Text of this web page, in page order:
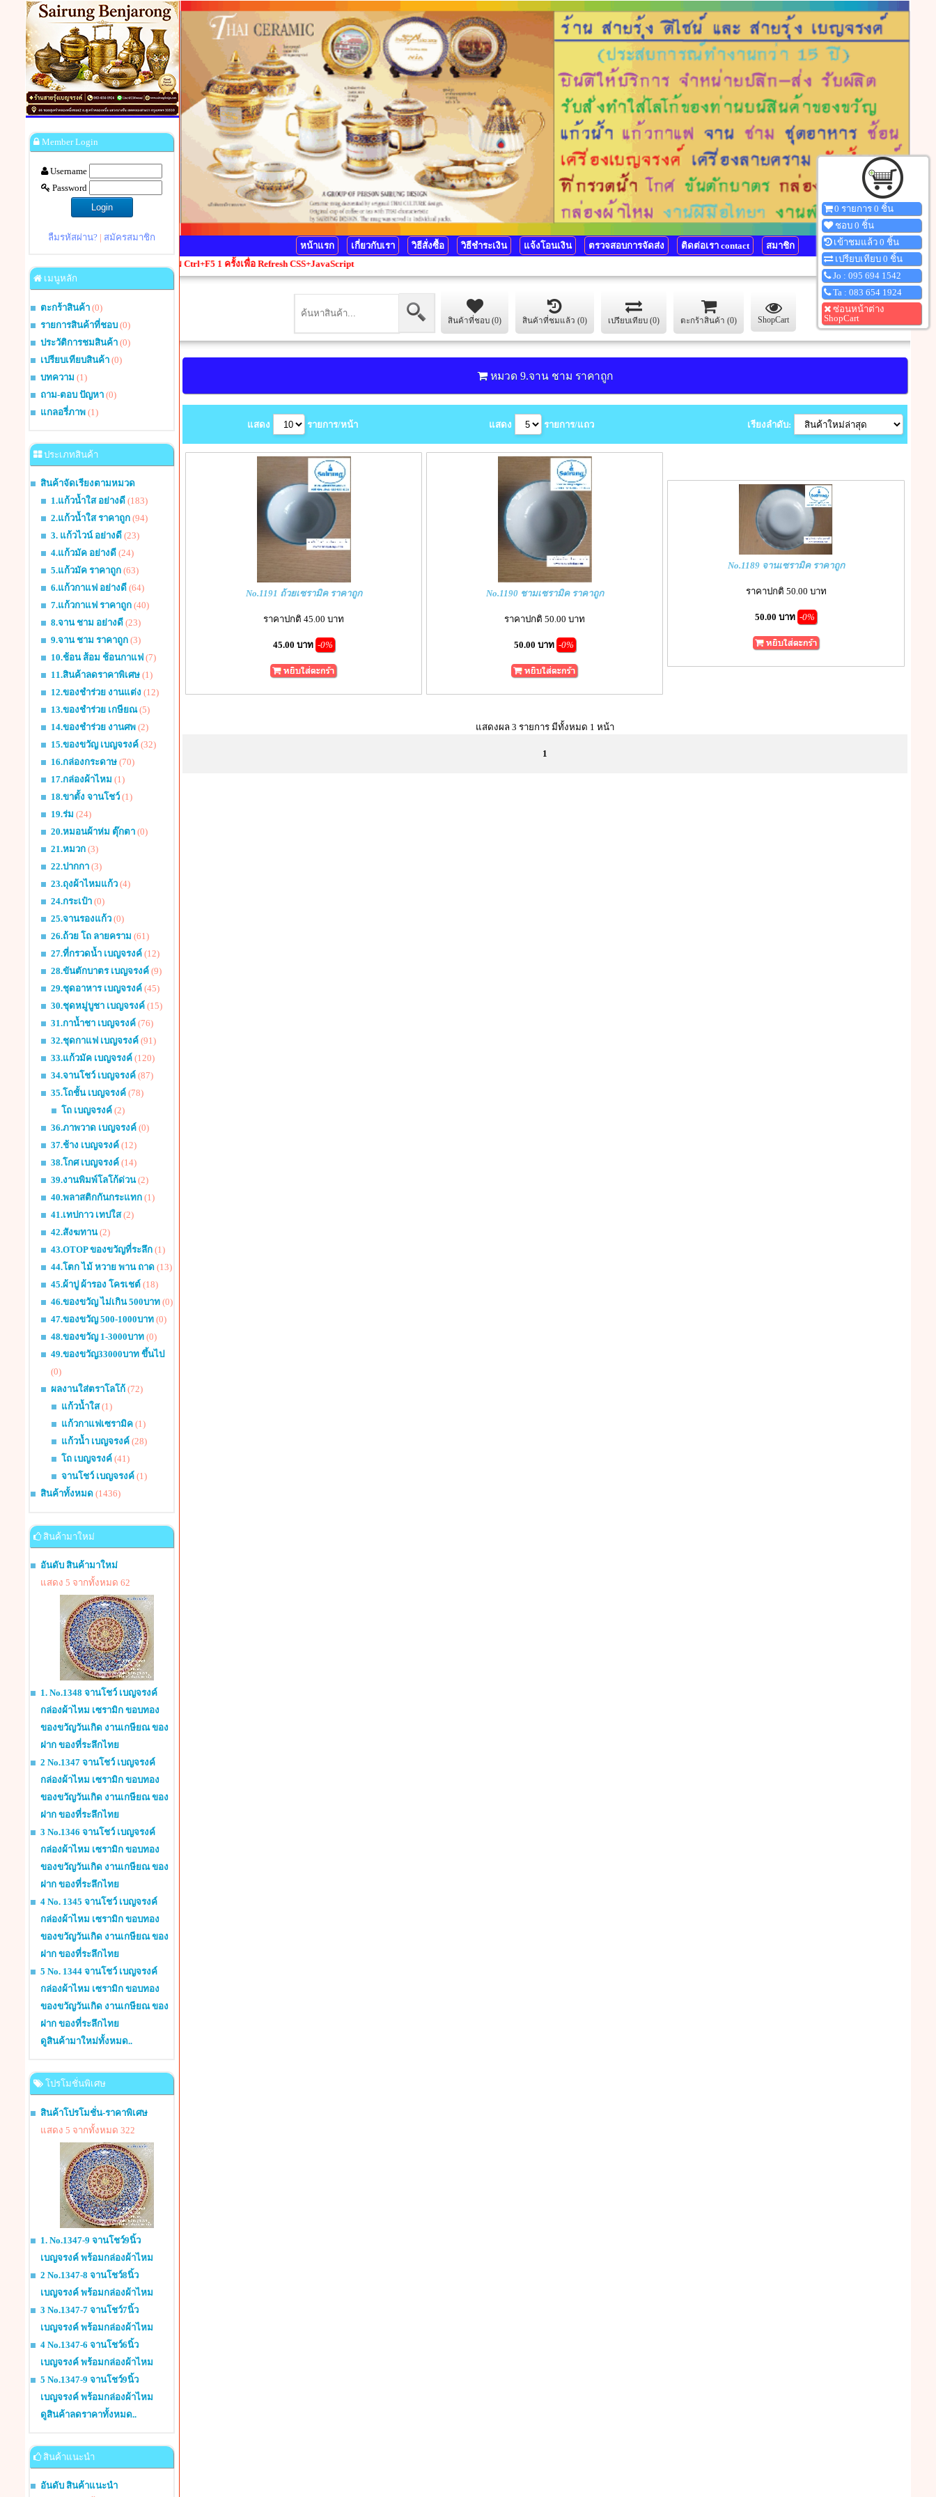
Member Login
Username
Password
ลืมรหัสผ่าน? | สมัครสมาชิก
เมนูหลัก
ตะกร้าสินค้า (0)
รายการสินค้าที่ชอบ (0)
ประวัติการชมสินค้า (0)
เปรียบเทียบสินค้า (0)
บทความ (1)
ถาม-ตอบ ปัญหา (0)
แกลอรี่ภาพ (1)
ประเภทสินค้า
สินค้าจัดเรียงตามหมวด
1.แก้วน้ำใส อย่างดี (183)
2.แก้วน้ำใส ราคาถูก (94)
3. แก้วไวน์ อย่างดี (23)
4.แก้วมัค อย่างดี (24)
5.แก้วมัค ราคาถูก (63)
6.แก้วกาแฟ อย่างดี (64)
7.แก้วกาแฟ ราคาถูก (40)
8.จาน ชาม อย่างดี (23)
9.จาน ชาม ราคาถูก (3)
10.ช้อน ส้อม ช้อนกาแฟ (7)
11.สินค้าลดราคาพิเศษ (1)
12.ของชำร่วย งานแต่ง (12)
13.ของชำร่วย เกษียณ(5)
14.ของชำร่วย งานศพ (2)
15.ของขวัญ เบญจรงค์ (32)
16.กล่องกระดาษ (70)
17.กล่องผ้าไหม (1)
18.ขาตั้ง จานโชว์ (1)
19.ร่ม (24)
20.หมอนผ้าห่ม ตุ๊กตา (0)
21.หมวก (3)
22.ปากกา (3)
23.ถุงผ้าไหมแก้ว (4)
24.กระเป๋า (0)
25.จานรองแก้ว (0)
26.ถ้วย โถ ลายคราม (61)
27.ที่กรวดน้ำ เบญจรงค์ (12)
28.ขันตักบาตร เบญจรงค์ (9)
29.ชุดอาหาร เบญจรงค์ (45)
30.ชุดหมู่บูชา เบญจรงค์ (15)
31.กาน้ำชา เบญจรงค์ (76)
32.ชุดกาแฟ เบญจรงค์ (91)
33.แก้วมัค เบญจรงค์ (120)
34.จานโชว์ เบญจรงค์ (87)
35.โถชั้น เบญจรงค์ (78)
โถ เบญจรงค์ (2)
36.ภาพวาด เบญจรงค์ (0)
37.ช้าง เบญจรงค์ (12)
38.โกศ เบญจรงค์ (14)
39.งานพิมพ์โลโก้ด่วน(2)
40.พลาสติกกันกระแทก (1)
41.เทปกาว เทปใส(2)
42.สังฆทาน(2)
43.OTOP ของขวัญที่ระลึก (1)
44.โตก ไม้ หวาย พาน ถาด (13)
45.ผ้าปู ผ้ารอง โครเชต์ (18)
46.ของขวัญ ไม่เกิน 500บาท (0)
47.ของขวัญ 500-1000บาท (0)
48.ของขวัญ 1-3000บาท (0)
49.ของขวัญ33000บาท ขึ้นไป
(0)
ผลงานใส่ตราโลโก้ (72)
แก้วน้ำใส(1)
แก้วกาแฟเซรามิค (1)
แก้วน้ำ เบญจรงค์ (28)
โถ เบญจรงค์ (41)
จานโชว์ เบญจรงค์ (1)
สินค้าทั้งหมด (1436)
สินค้ามาใหม่
อันดับ สินค้ามาใหม่
แสดง 5 จากทั้งหมด 62
1. No.1348 จานโชว์ เบญจรงค์
กล่องผ้าไหม เซรามิก ขอบทอง
ของขวัญวันเกิด งานเกษียณ ของ
ฝาก ของที่ระลึกไทย
2 No.1347 จานโชว์ เบญจรงค์
กล่องผ้าไหม เซรามิก ขอบทอง
ของขวัญวันเกิด งานเกษียณ ของ
ฝาก ของที่ระลึกไทย
3 No.1346 จานโชว์ เบญจรงค์
กล่องผ้าไหม เซรามิก ขอบทอง
ของขวัญวันเกิด งานเกษียณ ของ
ฝาก ของที่ระลึกไทย
4 No. 1345 จานโชว์ เบญจรงค์
กล่องผ้าไหม เซรามิก ขอบทอง
ของขวัญวันเกิด งานเกษียณ ของ
ฝาก ของที่ระลึกไทย
5 No. 1344 จานโชว์ เบญจรงค์
กล่องผ้าไหม เซรามิก ขอบทอง
ของขวัญวันเกิด งานเกษียณ ของ
ฝาก ของที่ระลึกไทย
ดูสินค้ามาใหม่ทั้งหมด..
โปรโมชั่นพิเศษ
สินค้าโปรโมชั่น-ราคาพิเศษ
แสดง 5 จากทั้งหมด 322
1. No.1347-9 จานโชว์9นิ้ว
เบญจรงค์ พร้อมกล่องผ้าไหม
2 No.1347-8 จานโชว์8นิ้ว
เบญจรงค์ พร้อมกล่องผ้าไหม
3 No.1347-7 จานโชว์7นิ้ว
เบญจรงค์ พร้อมกล่องผ้าไหม
4 No.1347-6 จานโชว์6นิ้ว
เบญจรงค์ พร้อมกล่องผ้าไหม
5 No.1347-9 จานโชว์9นิ้ว
เบญจรงค์ พร้อมกล่องผ้าไหม
ดูสินค้าลดราคาทั้งหมด..
สินค้าแนะนำ
อันดับ สินค้าแนะนำ
หน้าแรก เกี่ยวกับเรา วิธีสั่งซื้อ วิธีชำระเงิน แจ้งโอนเงิน ตรวจสอบการจัดส่ง ติดต่อเรา contact
สมาชิก
ไหนแสดงผลผิดเพี้ยน กรุณากดปุ่ม Ctrl+F5 1 ครั้งเพื่อ Refresh CSS+JavaScript
สินค้าที่ชอบ (0) สินค้าที่ชมแล้ว (0) เปรียบเทียบ (0) ตะกร้าสินค้า (0) ShopCart
หมวด 9.จาน ชาม ราคาถูก
แสดง รายการ/หน้า แสดง รายการ/แถว เรียงลำดับ:
No.1191 ถ้วยเซรามิค ราคาถูก
ราคาปกติ 45.00 บาท
45.00 บาท -0%
No.1190 ชามเซรามิค ราคาถูก
ราคาปกติ 50.00 บาท
50.00 บาท -0%
No.1189 จานเซรามิค ราคาถูก
ราคาปกติ 50.00 บาท
50.00 บาท -0%
แสดงผล 3 รายการ มีทั้งหมด 1 หน้า
1
0 รายการ 0 ชิ้น
ชอบ 0 ชิ้น
เข้าชมแล้ว 0 ชิ้น
เปรียบเทียบ 0 ชิ้น
Jo : 095 694 1542
Ta : 083 654 1924
ซ่อนหน้าต่าง
ShopCart